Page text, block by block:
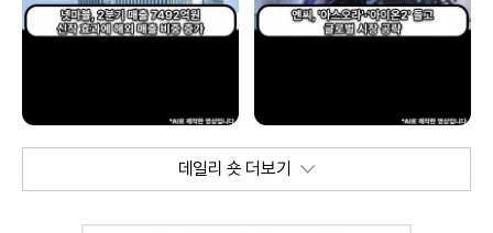
데일리 숏 더보기